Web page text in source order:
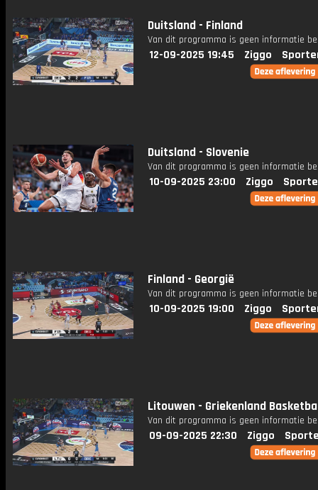
Duitsland - Finland
Van dit programma is geen informatie
12-09-2025 19:45 Ziggo
Duitsland - Slovenie
Van dit programma is geen informatie
10-09-2025 23:00 Ziggo
Finland - Georgië
Van dit programma is geen informatie
10-09-2025 19:00 Ziggo
Litouwen - Griekenland
Van dit programma is geen informatie
09-09-2025 22:30 Ziggo